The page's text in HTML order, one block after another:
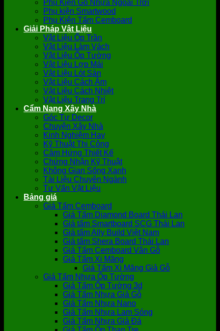
Phụ Kiện Gỗ Nhựa Ngoài Trời
Phụ kiện Smartwood
Phụ Kiện Tấm Cemboard
Giải Pháp Vật Liệu
Vật Liệu Ốp Trần
Vật Liệu Làm Vách
Vật Liệu Ốp Tường
Vật Liệu Lợp Mái
Vật Liệu Lót Sàn
Vật Liệu Cách Âm
Vật Liệu Cách Nhiệt
Vật Liệu Trang Trí
Cẩm Nang Xây Nhà
Góc Tự Decor
Chuyện Xây Nhà
Kinh Nghiệm Hay
Kỹ Thuật Thi Công
Cảm Hứng Thiết Kế
Chứng Nhận Kỹ Thuật
Không Gian Sống Xanh
Tài Liệu Chuyên Ngành
Tư Vấn Vật Liệu
Bảng giá
Giá Tấm Cemboard
Giá Tấm Diamond Board Thái Lan
Giá tấm Smartboard SCG Thái Lan
Giá tấm Ally Build Việt Nam
Giá tấm Shera Board Thái Lan
Giá Tấm Cemboard Vân Gỗ
Giá Tấm Xi Măng
Giá Tấm Xi Măng Giả Gỗ
Giá Tấm Nhựa Ốp Tường
Giá Tấm Ốp Tường 3d
Giá Tấm Nhựa Giả Gỗ
Giá Tấm Nhựa Nano
Giá Tấm Nhựa Lam Sóng
Giá Tấm Nhựa Giả Đá